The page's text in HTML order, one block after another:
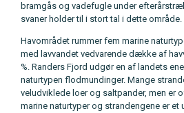
bramgås og vadefugle under
svaner holder til i stort tal i dette område.
Havområdet rummer fem marine
med lavvandet vedvarende dække af
%. Randers Fjord udgør en af landets
naturtypen flodmundinger. Mange
veludviklede loer og saltpander, men er
marine naturtyper og strandengene er